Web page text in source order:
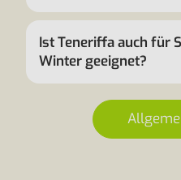
Ist Teneriffa auch für
Winter geeignet?